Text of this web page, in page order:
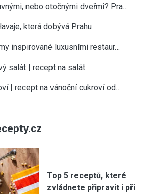
nebo otočnými dveřmi? Pra…
která dobývá Prahu
inspirované luxusními restaur…
salát | recept na salát
| recept na vánoční cukroví od…
Top 5 receptů, které
zvládnete připravit i při